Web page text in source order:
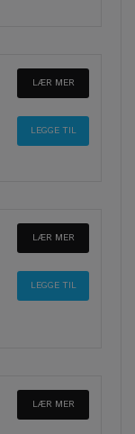
LÆR MER
LÆR MER
LÆR MER